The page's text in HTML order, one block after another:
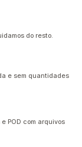
do resto.
e sem quantidades
POD com arquivos